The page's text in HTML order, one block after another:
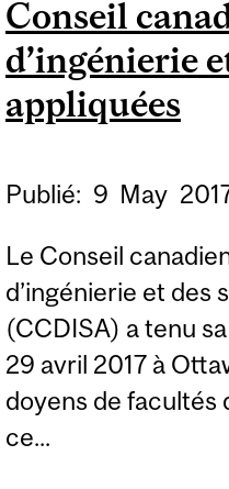
Conseil
d’ingénierie
appliquées
Publié: 9 May
Le Conseil
d’ingénierie et des
(CCDISA) a tenu
29 avril 2017 à
doyens de facultés
ce...